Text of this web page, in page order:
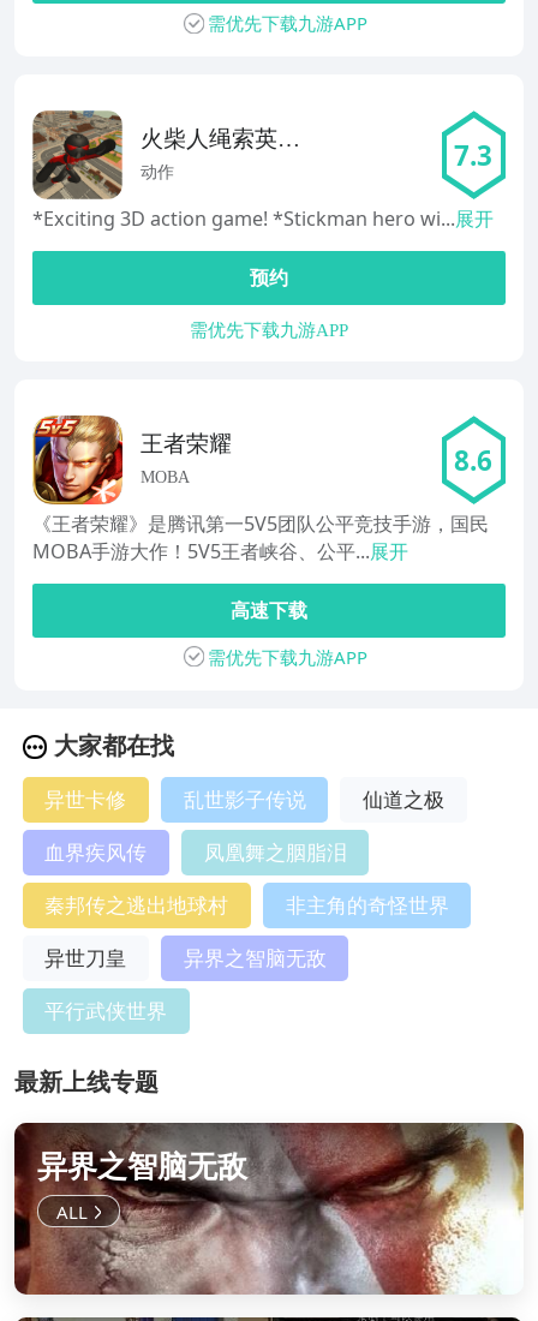
需优先下载九游APP
火柴人绳索英雄
Stickman Re Hero
动作 7.3
*Exciting 3D action game! *Stickman hero wi...展开
预约
需优先下载九游APP
王者荣耀
MOBA 8.6
《王者荣耀》是腾讯第一5V5团队公平竞技手游，国民
MOBA手游大作！5V5王者峡谷、公平...展开
高速下载
需优先下载九游APP
大家都在找
异世卡修 乱世影子传说
仙道之极
血界疾风传
凤凰舞之胭脂泪
秦邦传之逃出地球村
非主角的奇怪世界
异世刀皇
异界之智脑无敌
平行武侠世界
最新上线专题
异界之智脑无敌